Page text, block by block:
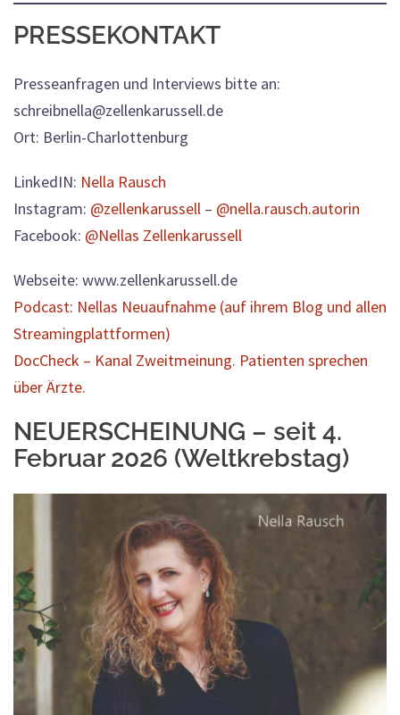
PRESSEKONTAKT
Presseanfragen und Interviews bitte an:
schreibnella@zellenkarussell.de
Ort: Berlin-Charlottenburg
LinkedIN: Nella Rausch
Instagram: @zellenkarussell – @nella.rausch.autorin
Facebook: @Nellas Zellenkarussell
Webseite: www.zellenkarussell.de
Podcast: Nellas Neuaufnahme (auf ihrem Blog und allen
Streamingplattformen)
DocCheck – Kanal Zweitmeinung. Patienten sprechen
über Ärzte.
NEUERSCHEINUNG – seit 4.
Februar 2026 (Weltkrebstag)